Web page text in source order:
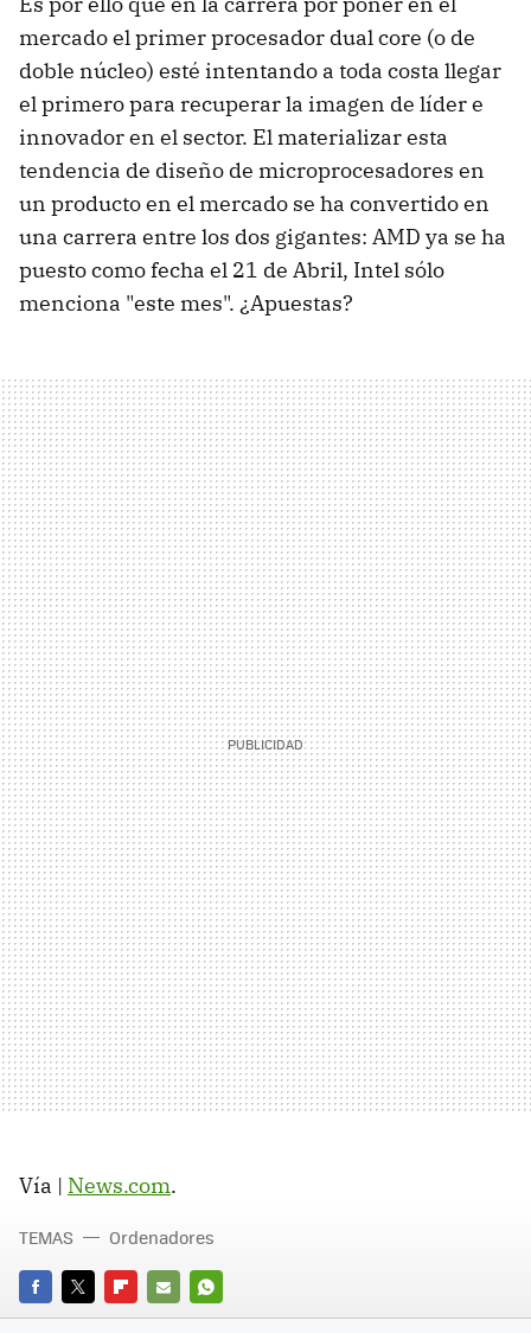
mercado el primer procesador dual core (o de
doble núcleo) esté intentando a toda costa llegar
el primero para recuperar la imagen de líder e
innovador en el sector. El materializar esta
tendencia de diseño de microprocesadores en
un producto en el mercado se ha convertido en
una carrera entre los dos gigantes: AMD ya se ha
puesto como fecha el 21 de Abril, Intel sólo
menciona "este mes". ¿Apuestas?
Vía | News.com.
FACEBOOK
TWITTERFLIPBOARD
E- WHATSAPP
TEMAS Ordenadores